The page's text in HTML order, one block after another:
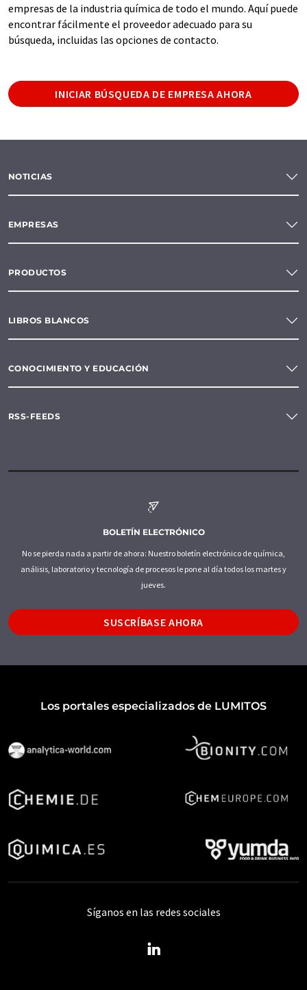
empresas de la industria química de todo el mundo. Aquí puede
encontrar fácilmente el proveedor adecuado para su
búsqueda, incluidas las opciones de contacto.
INICIAR BÚSQUEDA DE EMPRESA AHORA
NOTICIAS
EMPRESAS
PRODUCTOS
LIBROS BLANCOS
CONOCIMIENTO Y EDUCACIÓN
RSS-FEEDS
BOLETÍN ELECTRÓNICO
No se pierda nada a partir de ahora: Nuestro boletín electrónico de química,
análisis, laboratorio y tecnología de procesos le pone al día todos los martes y
jueves.
SUSCRÍBASE AHORA
Los portales especializados de LUMITOS
Síganos en las redes sociales